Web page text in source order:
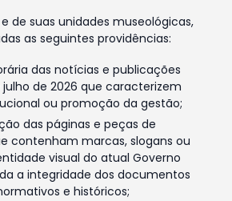
de suas unidades museológicas,
as seguintes providências:
das notícias e publicações
de 2026 que caracterizem
ou promoção da gestão;
das páginas e peças de
contenham marcas, slogans ou
visual do atual Governo
a integridade dos documentos
e históricos;